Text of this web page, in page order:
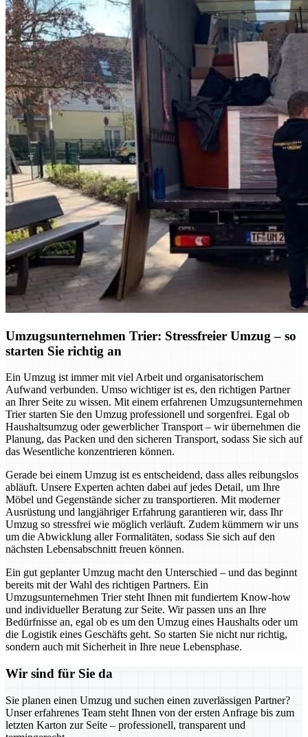
Umzugsunternehmen Trier: Stressfreier Umzug – so
starten Sie richtig an
Ein Umzug ist immer mit viel Arbeit und organisatorischem
Aufwand verbunden. Umso wichtiger ist es, den richtigen Partner
an Ihrer Seite zu wissen. Mit einem erfahrenen Umzugsunternehmen
Trier starten Sie den Umzug professionell und sorgenfrei. Egal ob
Haushaltsumzug oder gewerblicher Transport – wir übernehmen die
Planung, das Packen und den sicheren Transport, sodass Sie sich auf
das Wesentliche konzentrieren können.
Gerade bei einem Umzug ist es entscheidend, dass alles reibungslos
abläuft. Unsere Experten achten dabei auf jedes Detail, um Ihre
Möbel und Gegenstände sicher zu transportieren. Mit moderner
Ausrüstung und langjähriger Erfahrung garantieren wir, dass Ihr
Umzug so stressfrei wie möglich verläuft. Zudem kümmern wir uns
um die Abwicklung aller Formalitäten, sodass Sie sich auf den
nächsten Lebensabschnitt freuen können.
Ein gut geplanter Umzug macht den Unterschied – und das beginnt
bereits mit der Wahl des richtigen Partners. Ein
Umzugsunternehmen Trier steht Ihnen mit fundiertem Know-how
und individueller Beratung zur Seite. Wir passen uns an Ihre
Bedürfnisse an, egal ob es um den Umzug eines Haushalts oder um
die Logistik eines Geschäfts geht. So starten Sie nicht nur richtig,
sondern auch mit Sicherheit in Ihre neue Lebensphase.
Wir sind für Sie da
Sie planen einen Umzug und suchen einen zuverlässigen Partner?
Unser erfahrenes Team steht Ihnen von der ersten Anfrage bis zum
letzten Karton zur Seite – professionell, transparent und